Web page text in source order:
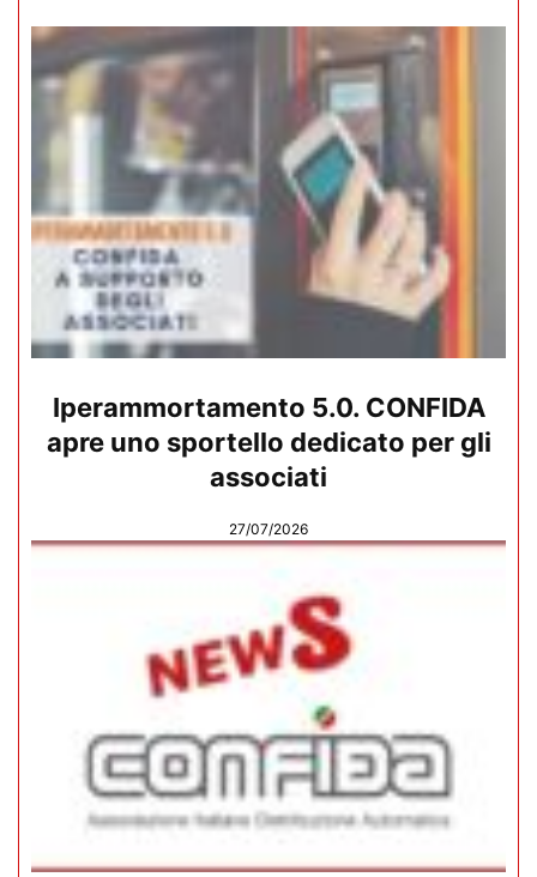
Iperammortamento 5.0. CONFIDA
apre uno sportello dedicato per gli
associati
27/07/2026